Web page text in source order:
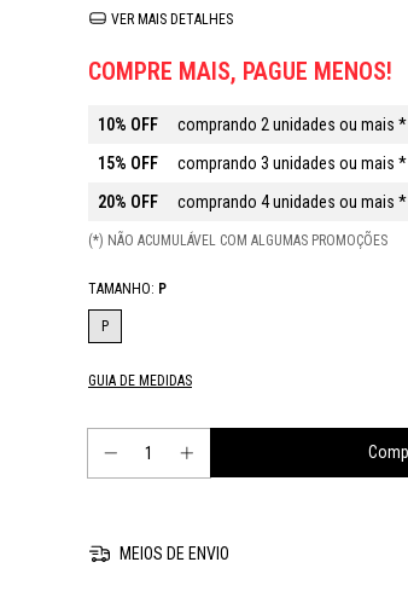
VER MAIS DETALHES
COMPRE MAIS, PAGUE MENOS!
10% OFF
comprando 2 unidades ou mais *
15% OFF
comprando 3 unidades ou mais *
20% OFF
comprando 4 unidades ou mais *
(*) NÃO ACUMULÁVEL COM ALGUMAS PROMOÇÕES
TAMANHO: P
P
GUIA DE MEDIDAS
MEIOS DE ENVIO